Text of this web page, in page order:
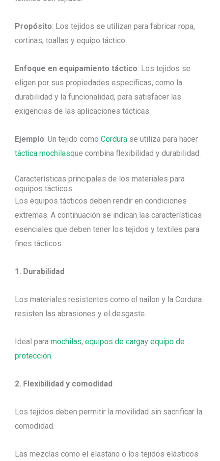
Propósito: Los tejidos se utilizan para fabricar ropa,
cortinas, toallas y equipo táctico.
Enfoque en equipamiento táctico: Los tejidos se
eligen por sus propiedades específicas, como la
durabilidad y la funcionalidad, para satisfacer las
exigencias de las aplicaciones tácticas.
Ejemplo: Un tejido como Cordura se utiliza para hacer
táctica mochilasque combina flexibilidad y durabilidad.
Características principales de los materiales para
equipos tácticos
Los equipos tácticos deben rendir en condiciones
extremas. A continuación se indican las características
esenciales que deben tener los tejidos y textiles para
fines tácticos:
1. Durabilidad
Los materiales resistentes como el nailon y la Cordura
resisten las abrasiones y el desgaste.
Ideal para mochilas, equipos de cargay equipo de
protección.
2. Flexibilidad y comodidad
Los tejidos deben permitir la movilidad sin sacrificar la
comodidad.
Las mezclas como el elastano o los tejidos elásticos